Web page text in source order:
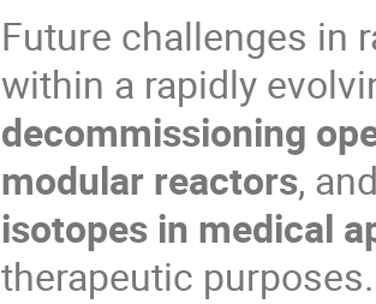
Future challenges in
within a rapidly
decommissioning
modular reactors,
isotopes in medical
therapeutic purposes.